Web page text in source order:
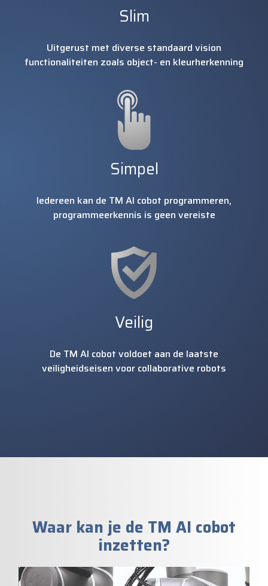
Slim
Uitgerust met diverse standaard vision
functionaliteiten zoals object- en kleurherkenning
Simpel
Iedereen kan de TM AI cobot programmeren,
programmeerkennis is geen vereiste
Veilig
De TM AI cobot voldoet aan de laatste
veiligheidseisen voor collaborative robots
Waar kan je de TM AI cobot
inzetten?